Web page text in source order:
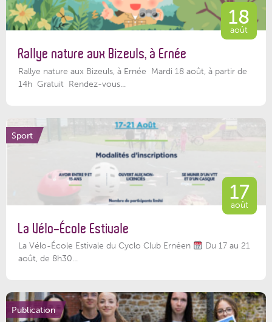
18
août
Rallye nature aux Bizeuls, à Ernée
Rallye nature aux Bizeuls, à Ernée Mardi 18 août, à partir de
14h Gratuit Rendez-vous...
Sport
17
août
La Vélo-École Estivale
La Vélo-École Estivale du Cyclo Club Ernéen
Du 17 au 21
août, de 8h30...
Publication